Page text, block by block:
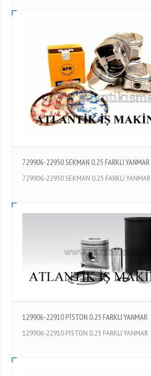
729906-22950 SEKMAN 0.25 FARKLI YANMAR
729906-22950 SEKMAN 0.25 FARKLI YANMAR
129906-22910 PİSTON 0.25 FARKLI YANMAR
129906-22910 PİSTON 0.25 FARKLI YANMAR